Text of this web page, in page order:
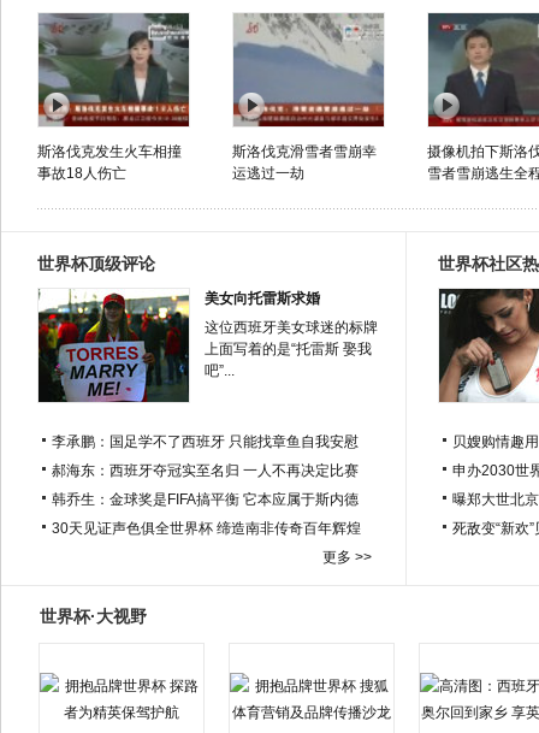
斯洛伐克发生火车相撞
事故18人伤亡
斯洛伐克滑雪者雪崩幸
运逃过一劫
摄像机拍下斯洛
雪者雪崩逃生全
世界杯顶级评论
美女向托雷斯求婚
这位西班牙美女球迷的标牌
上面写着的是“托雷斯 娶我
吧”...
李承鹏：国足学不了西班牙 只能找章鱼自我安慰
郝海东：西班牙夺冠实至名归 一人不再决定比赛
韩乔生：金球奖是FIFA搞平衡 它本应属于斯内德
30天见证声色俱全世界杯 缔造南非传奇百年辉煌
更多 >>
世界杯社区
贝嫂购情趣
申办2030世
曝郑大世北
死敌变“新欢
世界杯·大视野